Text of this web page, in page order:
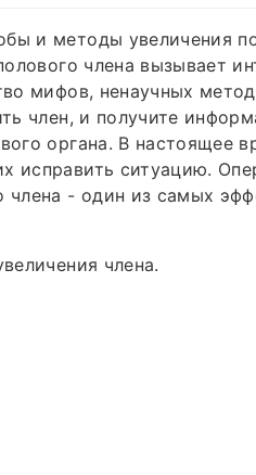
и методы увеличения
члена вызывает
мифов, ненаучных
член, и получите
органа. В настоящее
исправить ситуацию.
- один из самых
члена.